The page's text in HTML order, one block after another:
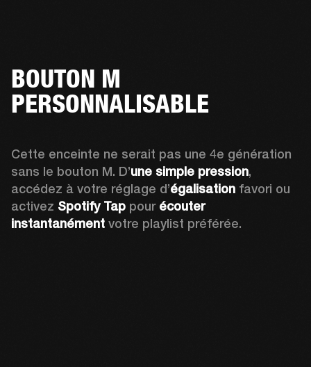
BOUTON M
PERSONNALISABLE
Cette enceinte ne serait pas une 4e génération
sans le bouton M. D’une simple pression,
accédez à votre réglage d’égalisation favori ou
activez Spotify Tap pour écouter
instantanément votre playlist préférée.